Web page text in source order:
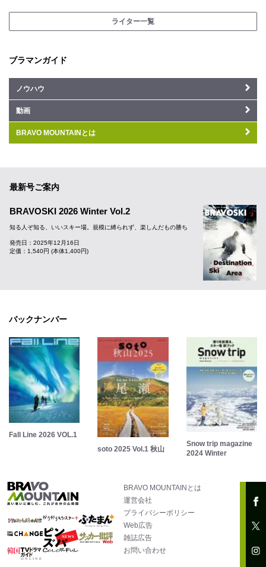
ライター一覧
ブラマンガイド
ノウハウ
動画
BRAVO MOUNTAINとは
最新号ご案内
BRAVOSKI 2026 Winter Vol.2
知る人ぞ知る、いいスキー場。規模に縛られず、楽しんだもの勝ち
発売日：2025年12月16日
定価：1,540円 (本体1,400円)
バックナンバー
Fall Line 2026 VOL.1
soto 2025 Vol.1 秋山
Snow trip magazine
2024 Winter
BRAVO MOUNTAINとは
運営会社
プライバシーポリシー
Web広告
雑誌広告
お問い合わせ